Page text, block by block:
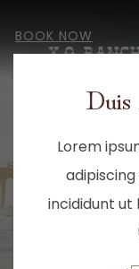
BOOK NOW
Lorem
incididunt ut